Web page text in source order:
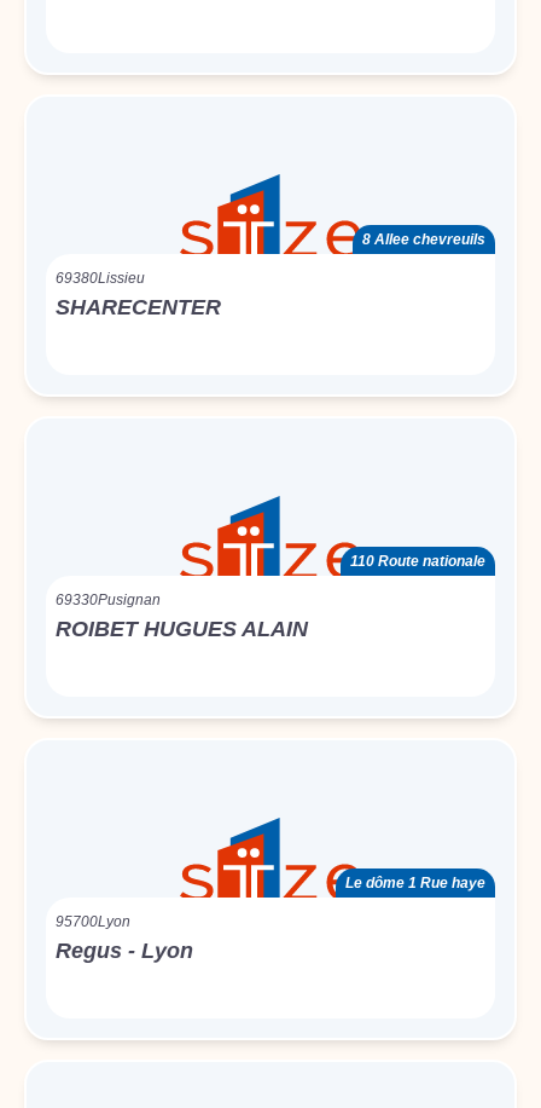
8 Allee chevreuils
69380Lissieu
SHARECENTER
110 Route nationale
69330Pusignan
ROIBET HUGUES ALAIN
Le dôme 1 Rue haye
95700Lyon
Regus - Lyon